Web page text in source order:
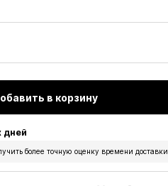
в корзину
дней
более точную оценку времени доставки.